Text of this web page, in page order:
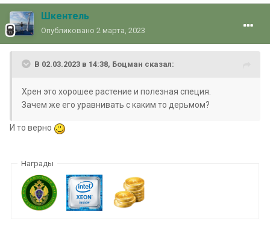
Шкентель
Опубликовано 2 марта, 2023
В 02.03.2023 в 14:38, Боцман сказал:
Хрен это хорошее растение и полезная специя.
Зачем же его уравнивать с каким то дерьмом?
И то верно
Награды